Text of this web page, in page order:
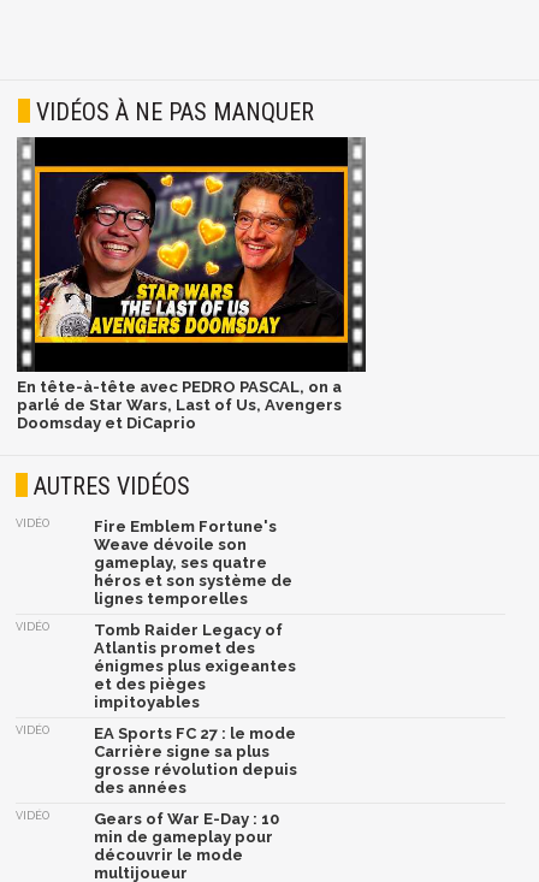
VIDÉOS À NE PAS MANQUER
En tête-à-tête avec PEDRO PASCAL, on a
parlé de Star Wars, Last of Us, Avengers
Doomsday et DiCaprio
AUTRES VIDÉOS
VIDÉO
Fire Emblem Fortune's
Weave dévoile son
gameplay, ses quatre
héros et son système de
lignes temporelles
VIDÉO
Tomb Raider Legacy of
Atlantis promet des
énigmes plus exigeantes
et des pièges
impitoyables
VIDÉO
EA Sports FC 27 : le mode
Carrière signe sa plus
grosse révolution depuis
des années
VIDÉO
Gears of War E-Day : 10
min de gameplay pour
découvrir le mode
multijoueur